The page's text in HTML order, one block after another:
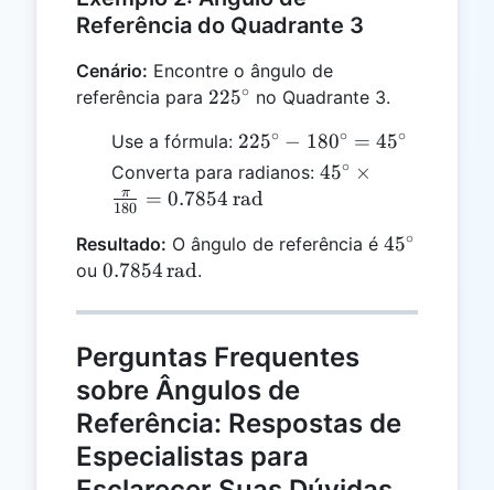
Referência do Quadrante 3
Cenário: Encontre o ângulo de
referência para 225^\circ
225∘ no Quadrante 3.
Use a fórmula: 225^\circ
-
180^\circ
45^\circ
225∘ − 180∘ = 45∘
Converta para radianos: 45^\circ
{180} =
45∘ ×
180
π = 0.7854 rad
Resultado: O ângulo de referência é 45^\circ
45∘
ou 0.7854 \,
0.7854rad.
Perguntas Frequentes
sobre Ângulos de
Referência: Respostas de
Especialistas para